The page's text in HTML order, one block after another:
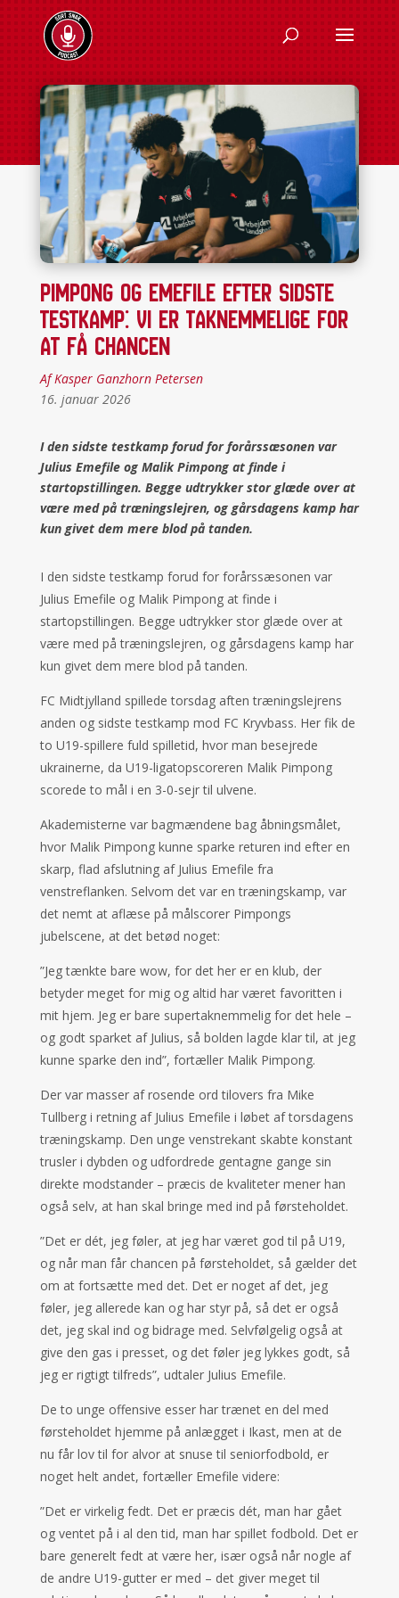
Pimpong og Emefile efter sidste
testkamp: Vi er taknemmelige for
at få chancen
Af Kasper Ganzhorn Petersen
16. januar 2026
I den sidste testkamp forud for forårssæsonen var
Julius Emefile og Malik Pimpong at finde i
startopstillingen. Begge udtrykker stor glæde over at
være med på træningslejren, og gårsdagens kamp har
kun givet dem mere blod på tanden.
I den sidste testkamp forud for forårssæsonen var
Julius Emefile og Malik Pimpong at finde i
startopstillingen. Begge udtrykker stor glæde over at
være med på træningslejren, og gårsdagens kamp har
kun givet dem mere blod på tanden.
FC Midtjylland spillede torsdag aften træningslejrens
anden og sidste testkamp mod FC Kryvbass. Her fik de
to U19-spillere fuld spilletid, hvor man besejrede
ukrainerne, da U19-ligatopscoreren Malik Pimpong
scorede to mål i en 3-0-sejr til ulvene.
Akademisterne var bagmændene bag åbningsmålet,
hvor Malik Pimpong kunne sparke returen ind efter en
skarp, flad afslutning af Julius Emefile fra
venstreflanken. Selvom det var en træningskamp, var
det nemt at aflæse på målscorer Pimpongs
jubelscene, at det betød noget:
”Jeg tænkte bare wow, for det her er en klub, der
betyder meget for mig og altid har været favoritten i
mit hjem. Jeg er bare supertaknemmelig for det hele –
og godt sparket af Julius, så bolden lagde klar til, at jeg
kunne sparke den ind”, fortæller Malik Pimpong.
Der var masser af rosende ord tilovers fra Mike
Tullberg i retning af Julius Emefile i løbet af torsdagens
træningskamp. Den unge venstrekant skabte konstant
trusler i dybden og udfordrede gentagne gange sin
direkte modstander – præcis de kvaliteter mener han
også selv, at han skal bringe med ind på førsteholdet.
”Det er dét, jeg føler, at jeg har været god til på U19,
og når man får chancen på førsteholdet, så gælder det
om at fortsætte med det. Det er noget af det, jeg
føler, jeg allerede kan og har styr på, så det er også
det, jeg skal ind og bidrage med. Selvfølgelig også at
give den gas i presset, og det føler jeg lykkes godt, så
jeg er rigtigt tilfreds”, udtaler Julius Emefile.
De to unge offensive esser har trænet en del med
førsteholdet hjemme på anlægget i Ikast, men at de
nu får lov til for alvor at snuse til seniorfodbold, er
noget helt andet, fortæller Emefile videre:
”Det er virkelig fedt. Det er præcis dét, man har gået
og ventet på i al den tid, man har spillet fodbold. Det er
bare generelt fedt at være her, især også når nogle af
de andre U19-gutter er med – det giver meget til